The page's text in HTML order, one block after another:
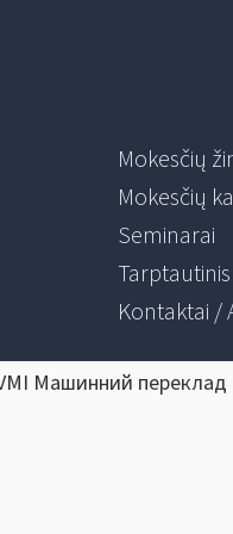
Mokesčių
Mokesčių
Seminarai
Kontaktai /
Машинний переклад